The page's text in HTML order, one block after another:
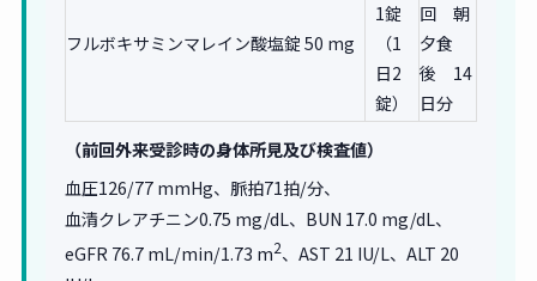
フルボキサミンマレイン酸塩錠 50 mg
1錠
（1
日2
錠）
回 朝
夕食
後 14
日分
（前回外来受診時の身体所見及び検査値）
血圧126/77 mmHg、脈拍71拍/分、
血清クレアチニン0.75 mg/dL、BUN 17.0 mg/dL、
eGFR 76.7 mL/min/1.73 m2、AST 21 IU/L、ALT 20